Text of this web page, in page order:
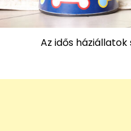
Az idős